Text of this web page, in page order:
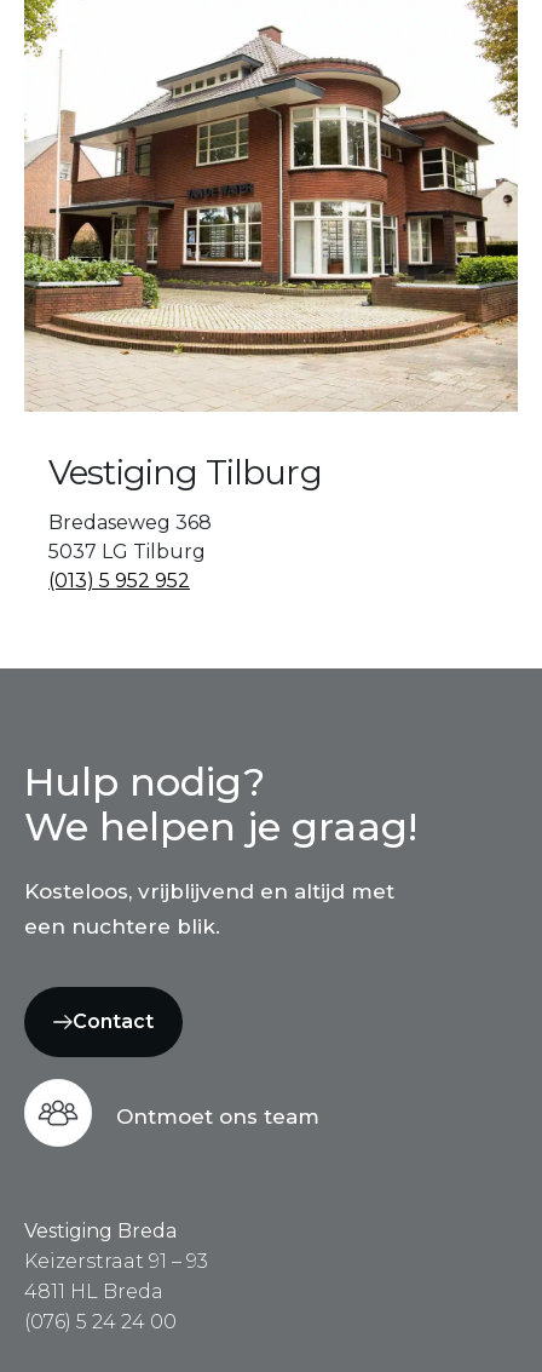
Vestiging Tilburg
Bredaseweg 368
5037 LG Tilburg
(013) 5 952 952
Hulp nodig?
We helpen je graag!
Kosteloos, vrijblijvend en altijd met
een nuchtere blik.
Contact
Ontmoet ons team
Vestiging Breda
Keizerstraat 91 – 93
4811 HL Breda
(076) 5 24 24 00